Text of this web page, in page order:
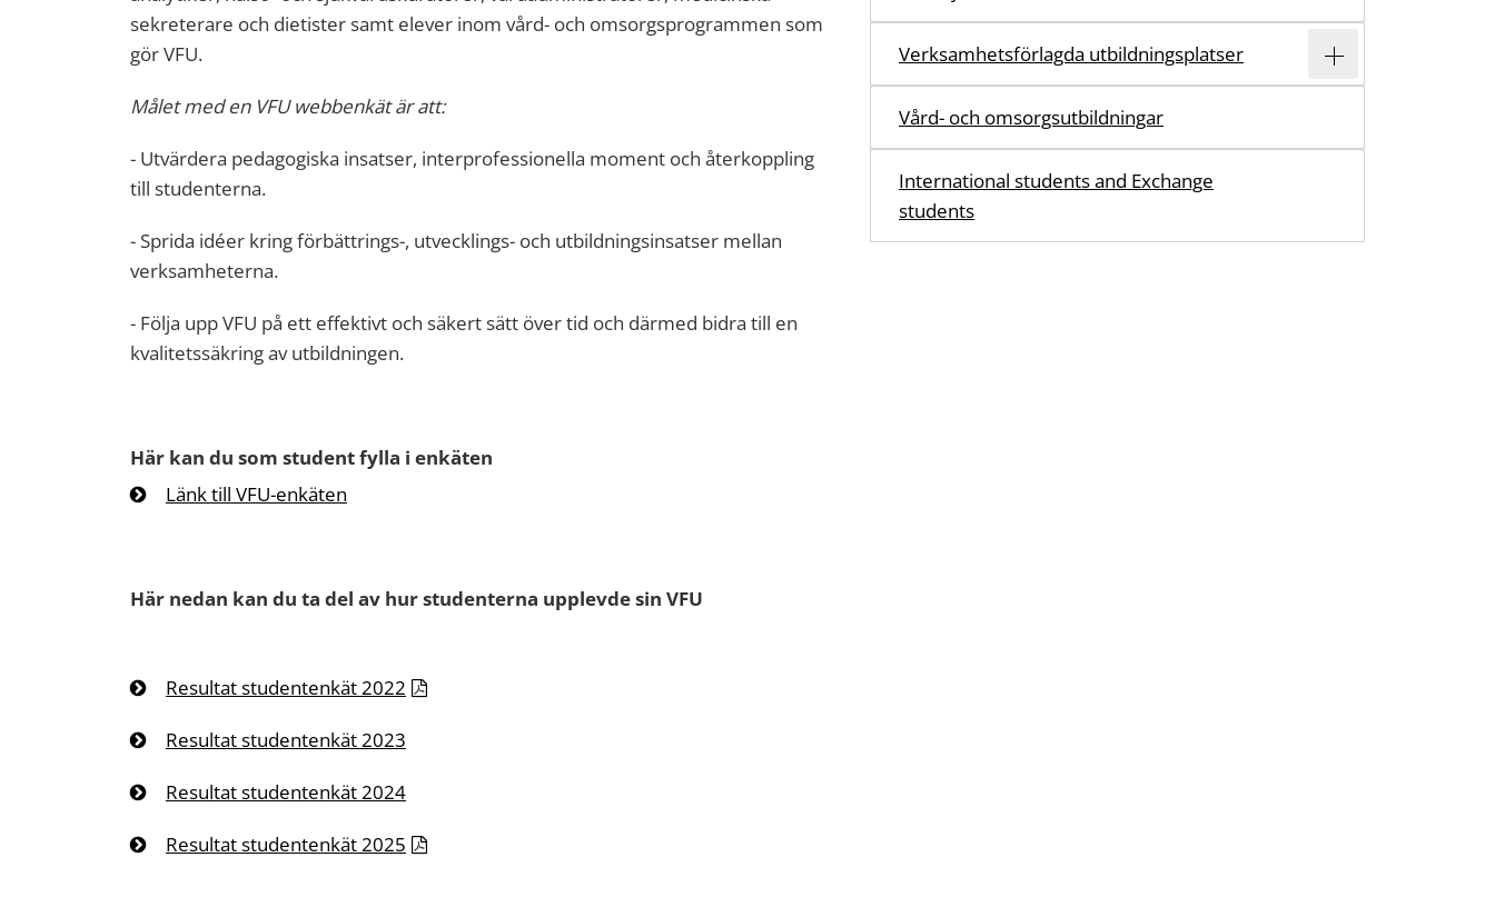
sekreterare och dietister samt elever inom vård- och omsorgsprogrammen som
gör VFU.
Målet med en VFU webbenkät är att:
- Utvärdera pedagogiska insatser, interprofessionella moment och återkoppling
till studenterna.
- Sprida idéer kring förbättrings-, utvecklings- och utbildningsinsatser mellan
verksamheterna.
- Följa upp VFU på ett effektivt och säkert sätt över tid och därmed bidra till en
kvalitetssäkring av utbildningen.
Här kan du som student fylla i enkäten
Länk till VFU-enkäten
Här nedan kan du ta del av hur studenterna upplevde sin VFU
Resultat studentenkät 2022
Resultat studentenkät 2023
Resultat studentenkät 2024
Resultat studentenkät 2025
Verksamhetsförlagda utbildningsplatser
Vård- och omsorgsutbildningar
International students and Exchange
students